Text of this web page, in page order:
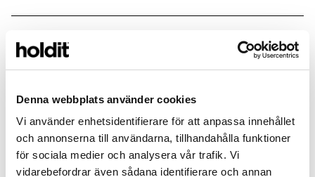
Denna webbplats använder cookies
Vi använder enhetsidentifierare för att anpassa innehållet
och annonserna till användarna, tillhandahålla funktioner
för sociala medier och analysera vår trafik. Vi
vidarebefordrar även sådana identifierare och annan
Description du produit -
att förnya din mobil och få mer för pengarna. Produkterna väljs
slumpmässigt inför varje beställning och innehållet kan inte
bytas eller väljas i förväg.